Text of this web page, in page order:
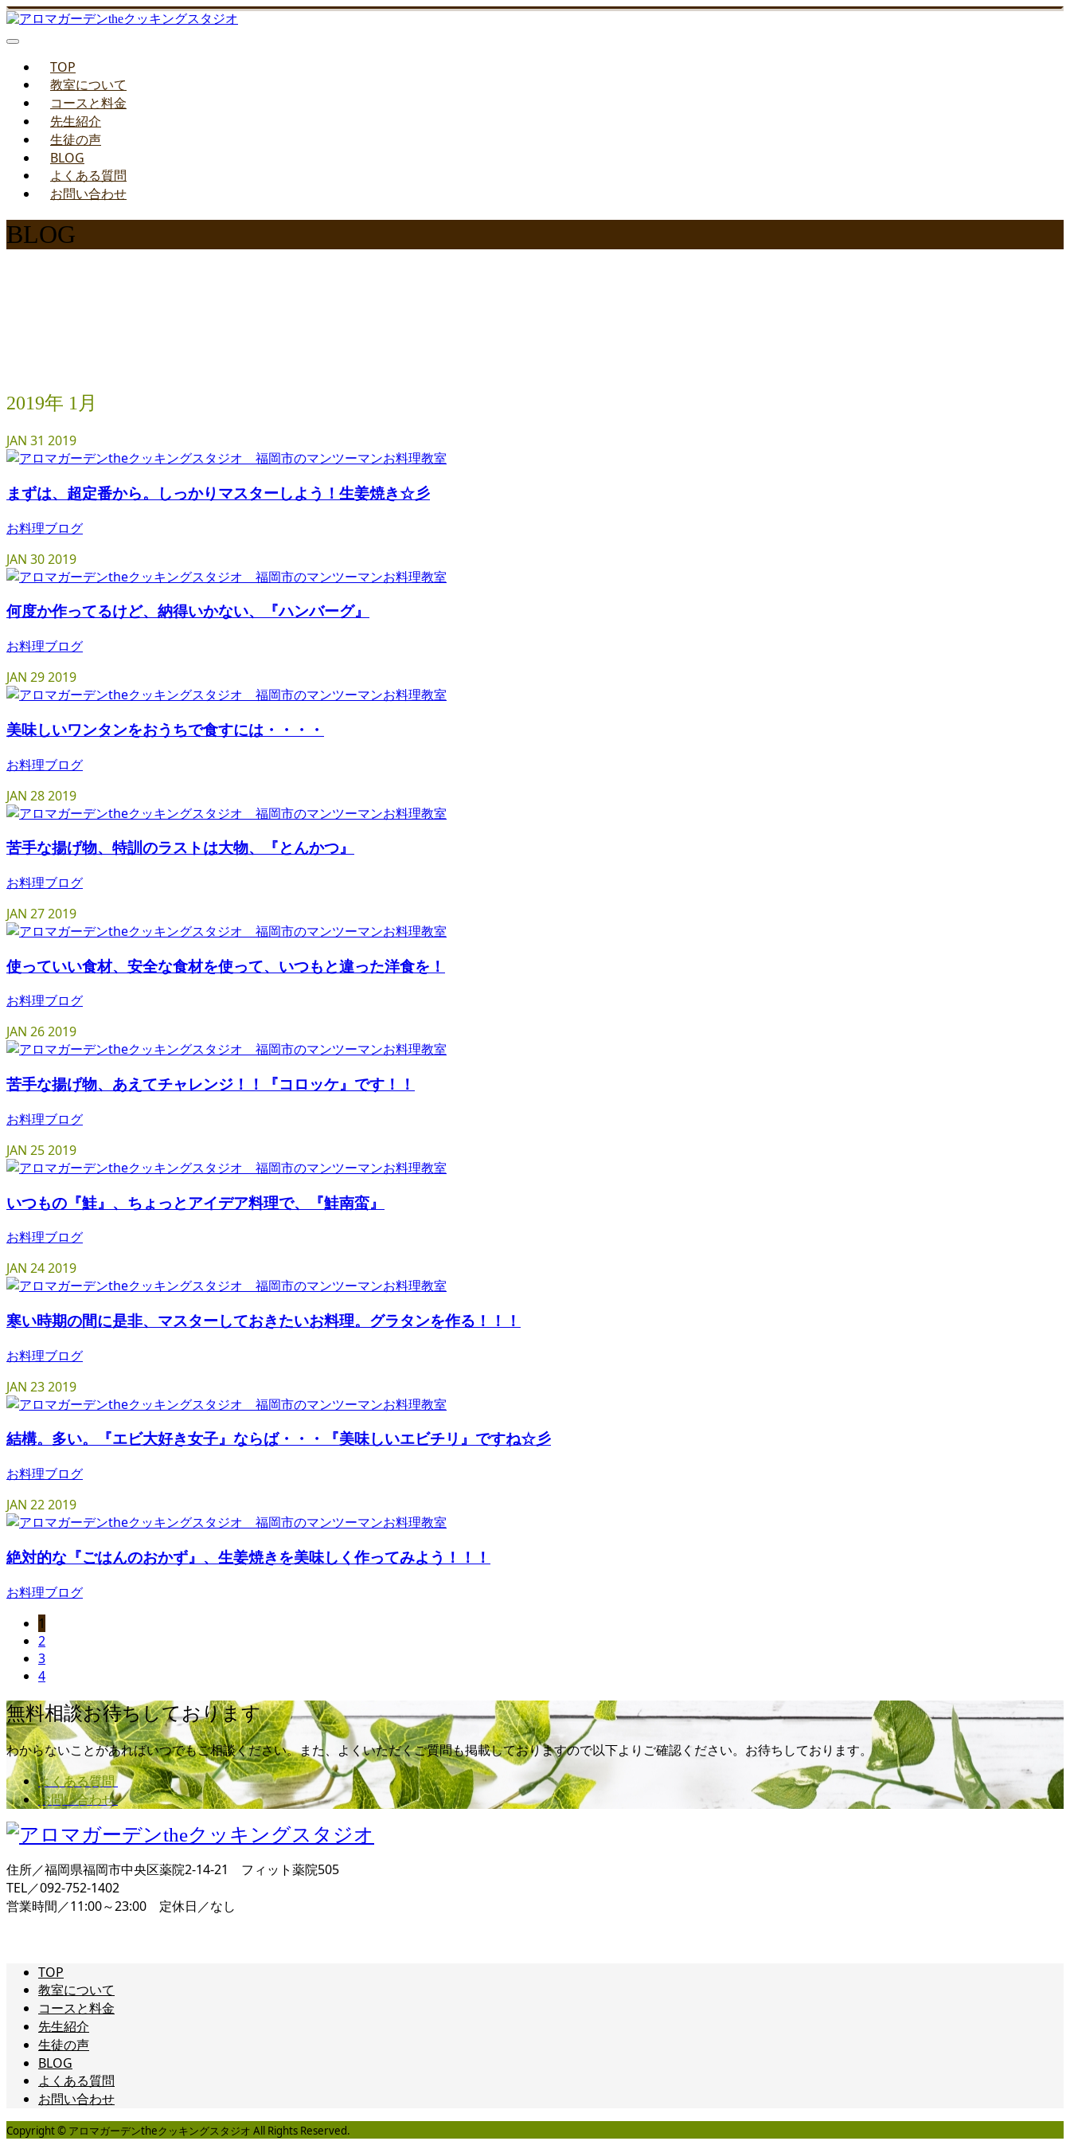
TOP
教室について
コースと料金
先生紹介
生徒の声
BLOG
よくある質問
お問い合わせ
BLOG
2019年 1月
JAN 31 2019
まずは、超定番から。しっかりマスターしよう！生姜焼き☆彡
お料理ブログ
JAN 302019
何度か作ってるけど、納得いかない、『ハンバーグ』
お料理ブログ
JAN 292019
美味しいワンタンをおうちで食すには・・・・
お料理ブログ
JAN 282019
苦手な揚げ物、特訓のラストは大物、『とんかつ』
お料理ブログ
JAN 272019
使っていい食材、安全な食材を使って、いつもと違った洋食を！
お料理ブログ
JAN 262019
苦手な揚げ物、あえてチャレンジ！！『コロッケ』です！！
お料理ブログ
JAN 252019
いつもの『鮭』、ちょっとアイデア料理で、『鮭南蛮』
お料理ブログ
JAN 242019
寒い時期の間に是非、マスターしておきたいお料理。グラタンを作る！！！
お料理ブログ
JAN 232019
結構。多い。『エビ大好き女子』ならば・・・『美味しいエビチリ』ですね☆彡
お料理ブログ
JAN 222019
絶対的な『ごはんのおかず』、生姜焼きを美味しく作ってみよう！！！
お料理ブログ
1
2
3
4
無料相談お待ちしております
わからないことがあればいつでもご相談ください。また、よくいただくご質問も掲載しておりますので以下よりご確認ください。お待ちしております。
よくある質問
お問い合わせ
住所／福岡県福岡市中央区薬院2-14-21 フィット薬院505
TEL／092-752-1402
営業時間／11:00～23:00 定休日／なし
TOP
教室について
コースと料金
先生紹介
生徒の声
BLOG
よくある質問
お問い合わせ
Copyright © アロマガーデンtheクッキングスタジオ All Rights Reserved.